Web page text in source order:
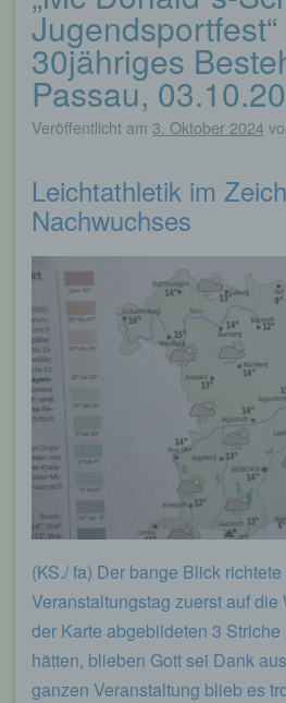
30jähriges
Passau,
Veröffentlicht am 3. Oktober 2024
Leichtathletik im
Nachwuchses
(KS./ fa) Der bange Blick
Veranstaltungstag zuerst auf die
der Karte abgebildeten 3
hätten, blieben Gott sei Dank
ganzen Veranstaltung blieb es